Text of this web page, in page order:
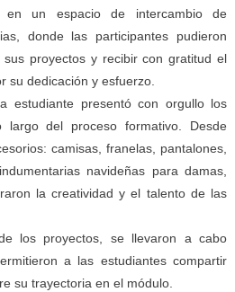
en un espacio de intercambio de
donde las participantes pudieron
proyectos y recibir con gratitud el
su dedicación y esfuerzo.
estudiante presentó con orgullo los
largo del proceso formativo. Desde
camisas, franelas, pantalones,
navideñas para damas,
la creatividad y el talento de las
los proyectos, se llevaron a cabo
a las estudiantes compartir
su trayectoria en el módulo.